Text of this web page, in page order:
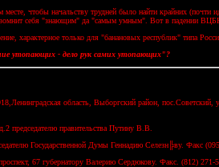
чтобы начальству трудней было найти крайних
себя "знающим" да "самым умным". Вот в падении
характерное только для "банановых республик" типа
утопающих - дело рук самих утопающих"?
область, Выборгский район, пос.Советский,
председателю правительства Путину В.В.
Государственной Думы Геннадию Селезн╠ву. Факс
67 губернатору Валерию Сердюкову. Факс. (812) 271-